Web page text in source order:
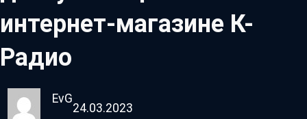
интернет-магазине К-
Радио
EvG
24.03.2023